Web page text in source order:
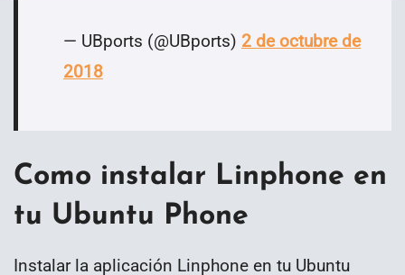
— UBports (@UBports) 2 de octubre de
2018
Como instalar Linphone en
tu Ubuntu Phone
Instalar la aplicación Linphone en tu Ubuntu